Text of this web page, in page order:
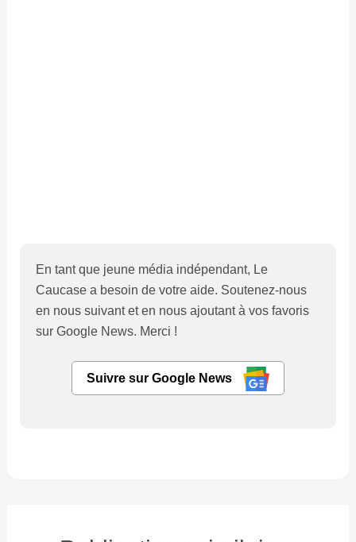
En tant que jeune média indépendant, Le
Caucase a besoin de votre aide. Soutenez-nous
en nous suivant et en nous ajoutant à vos favoris
sur Google News. Merci !
Suivre sur Google News